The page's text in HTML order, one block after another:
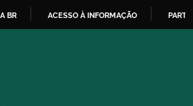
BR ACESSO À INFORMAÇÃO